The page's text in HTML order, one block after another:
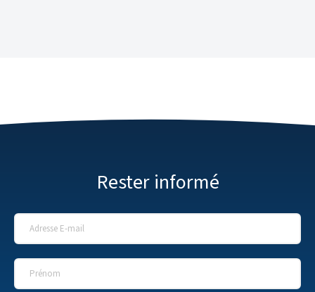
Rester informé
Adresse E-mail
Prénom